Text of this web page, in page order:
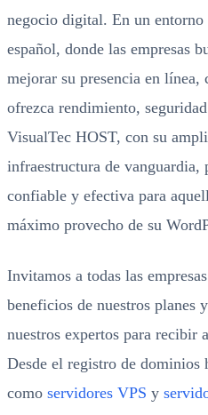
negocio digital. En un
español, donde las empresas
mejorar su presencia en
ofrezca rendimiento,
VisualTec HOST, con su
infraestructura de vanguardia,
confiable y efectiva para
máximo provecho de su
Invitamos a todas las
beneficios de nuestros planes
nuestros expertos para recibir
Desde el registro de dominios
como servidores VPS y